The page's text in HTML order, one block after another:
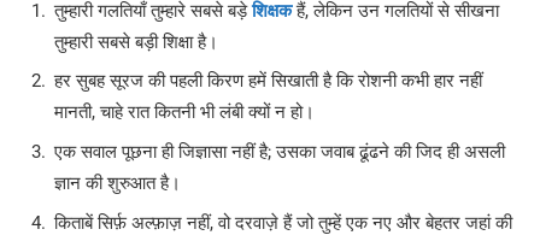
तुम्हारी गलतियाँ तुम्हारे सबसे बड़ेशिक्षकहैं, लेकिन उन गलतियों से सीखना
तुम्हारी सबसे बड़ी शिक्षा है।
हर सुबह सूरज की पहली किरण हमें सिखाती है कि रोशनी कभी हार नहीं
मानती, चाहे रात कितनी भी लंबी क्यों न हो।
एक सवाल पूछना ही जिज्ञासा नहीं है; उसका जवाब ढूंढने की जिद ही असली
ज्ञान की शुरुआत है।
किताबें सिर्फ़ अल्फ़ाज़ नहीं, वो दरवाज़े हैं जो तुम्हें एक नए और बेहतर जहां की